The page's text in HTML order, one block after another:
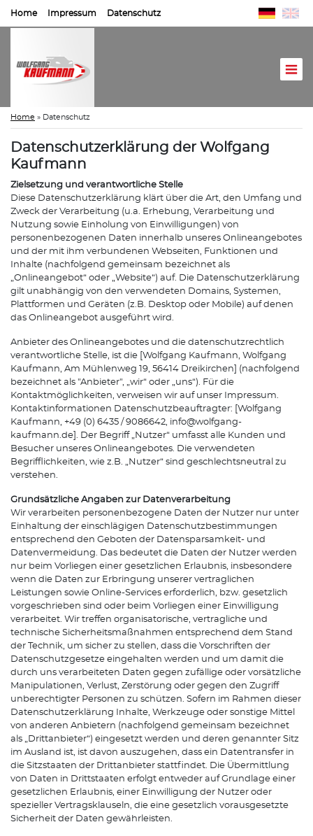
Home Impressum Datenschutz
Home » Datenschutz
Datenschutzerklärung der Wolfgang
Kaufmann
Zielsetzung und verantwortliche Stelle
Diese Datenschutzerklärung klärt über die Art, den Umfang und
Zweck der Verarbeitung (u.a. Erhebung, Verarbeitung und
Nutzung sowie Einholung von Einwilligungen) von
personenbezogenen Daten innerhalb unseres Onlineangebotes
und der mit ihm verbundenen Webseiten, Funktionen und
Inhalte (nachfolgend gemeinsam bezeichnet als
„Onlineangebot“ oder „Website“) auf. Die Datenschutzerklärung
gilt unabhängig von den verwendeten Domains, Systemen,
Plattformen und Geräten (z.B. Desktop oder Mobile) auf denen
das Onlineangebot ausgeführt wird.
Anbieter des Onlineangebotes und die datenschutzrechtlich
verantwortliche Stelle, ist die [Wolfgang Kaufmann, Wolfgang
Kaufmann, Am Mühlenweg 19, 56414 Dreikirchen] (nachfolgend
bezeichnet als "Anbieter", „wir“ oder „uns“). Für die
Kontaktmöglichkeiten, verweisen wir auf unser Impressum.
Kontaktinformationen Datenschutzbeauftragter: [Wolfgang
Kaufmann, +49 (0) 6435 / 9086642, info@wolfgang-
kaufmann.de]. Der Begriff „Nutzer“ umfasst alle Kunden und
Besucher unseres Onlineangebotes. Die verwendeten
Begrifflichkeiten, wie z.B. „Nutzer“ sind geschlechtsneutral zu
verstehen.
Grundsätzliche Angaben zur Datenverarbeitung
Wir verarbeiten personenbezogene Daten der Nutzer nur unter
Einhaltung der einschlägigen Datenschutzbestimmungen
entsprechend den Geboten der Datensparsamkeit- und
Datenvermeidung. Das bedeutet die Daten der Nutzer werden
nur beim Vorliegen einer gesetzlichen Erlaubnis, insbesondere
wenn die Daten zur Erbringung unserer vertraglichen
Leistungen sowie Online-Services erforderlich, bzw. gesetzlich
vorgeschrieben sind oder beim Vorliegen einer Einwilligung
verarbeitet. Wir treffen organisatorische, vertragliche und
technische Sicherheitsmaßnahmen entsprechend dem Stand
der Technik, um sicher zu stellen, dass die Vorschriften der
Datenschutzgesetze eingehalten werden und um damit die
durch uns verarbeiteten Daten gegen zufällige oder vorsätzliche
Manipulationen, Verlust, Zerstörung oder gegen den Zugriff
unberechtigter Personen zu schützen. Sofern im Rahmen dieser
Datenschutzerklärung Inhalte, Werkzeuge oder sonstige Mittel
von anderen Anbietern (nachfolgend gemeinsam bezeichnet
als „Drittanbieter“) eingesetzt werden und deren genannter Sitz
im Ausland ist, ist davon auszugehen, dass ein Datentransfer in
die Sitzstaaten der Drittanbieter stattfindet. Die Übermittlung
von Daten in Drittstaaten erfolgt entweder auf Grundlage einer
gesetzlichen Erlaubnis, einer Einwilligung der Nutzer oder
spezieller Vertragsklauseln, die eine gesetzlich vorausgesetzte
Sicherheit der Daten gewährleisten.